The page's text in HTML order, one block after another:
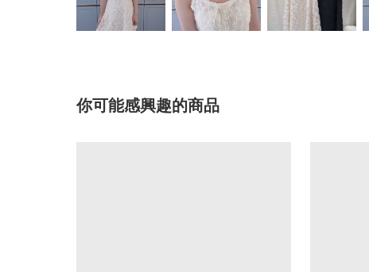
你可能感興趣的商品